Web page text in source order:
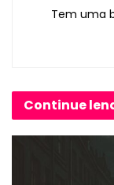
Tem uma
Continue